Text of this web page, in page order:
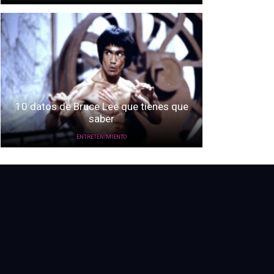
10 datos de Bruce Lee que tienes que
saber
ENTRETENIMIENTO